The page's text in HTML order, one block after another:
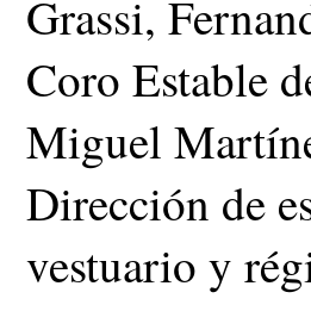
Grassi,
Coro Estable
Miguel
Dirección de
vestuario y